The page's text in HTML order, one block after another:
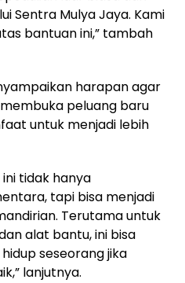
Sentra Mulya Jaya. Kami
bantuan ini,” tambah
harapan agar
peluang baru
untuk menjadi lebih
tidak hanya
tapi bisa menjadi
Terutama untuk
alat bantu, ini bisa
seseorang jika
lanjutnya.